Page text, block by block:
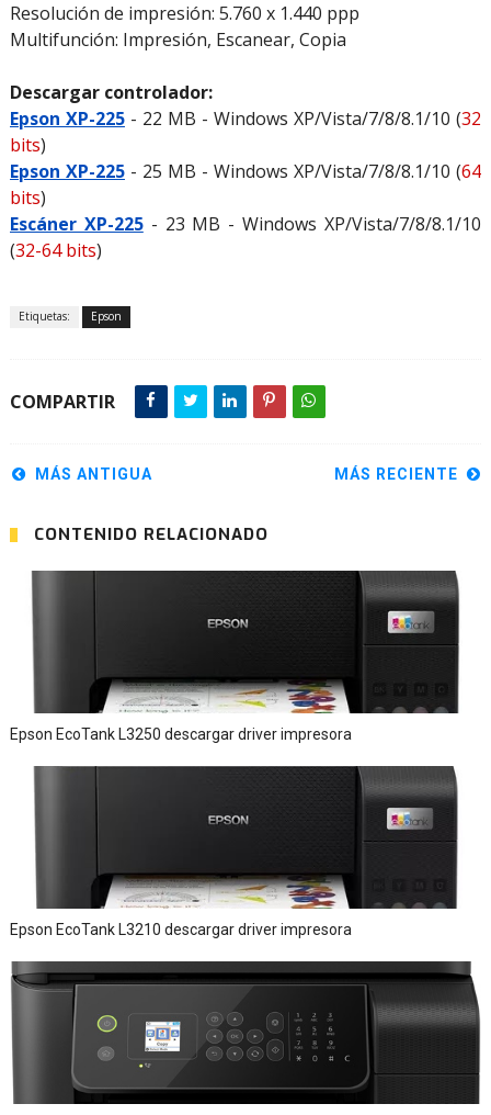
Resolución de impresión: 5.760 x 1.440 ppp
Multifunción: Impresión, Escanear, Copia
Descargar controlador:
Epson XP-225- 22 MB - Windows XP/Vista/7/8/8.1/10 (32
bits)
Epson XP-225- 25 MB - Windows XP/Vista/7/8/8.1/10 (64
bits)
Escáner XP-225- 23 MB - Windows XP/Vista/7/8/8.1/10
(32-64 bits)
Etiquetas: Epson
COMPARTIR
MÁS RECIENTE
MÁS ANTIGUA
CONTENIDO RELACIONADO
Epson EcoTank L3250 descargar driver impresora
Epson EcoTank L3210 descargar driver impresora